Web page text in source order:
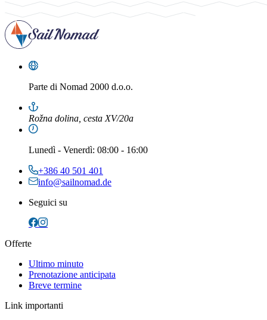
Parte di Nomad 2000 d.o.o.
Rožna dolina, cesta XV/20a
Lunedì - Venerdì: 08:00 - 16:00
+386 40 501 401
info@sailnomad.de
Seguici su
Offerte
Ultimo minuto
Prenotazione anticipata
Breve termine
Link importanti